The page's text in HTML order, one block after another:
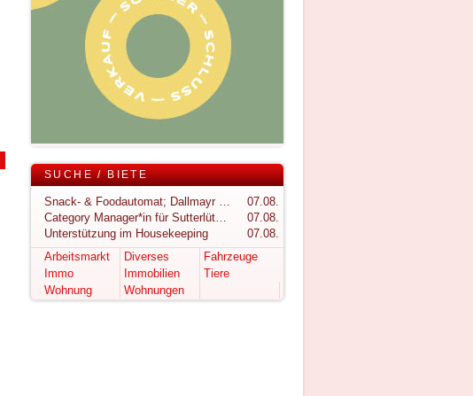
SUCHE / BIETE
Snack- & Foodautomat; Dallmayr S150
07.08.
Category Manager*in für Sutterlüty gesucht
07.08.
Unterstützung im Housekeeping
07.08.
Arbeitsmarkt
Diverses
Fahrzeuge
Immo
Immobilien
Tiere
Wohnung
Wohnungen